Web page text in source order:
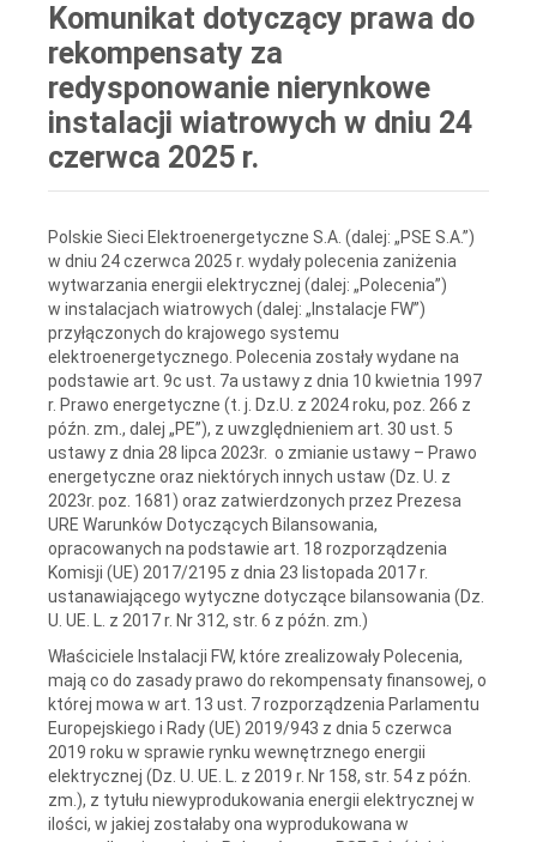
Komunikat dotyczący prawa do
rekompensaty za
redysponowanie nierynkowe
instalacji wiatrowych w dniu 24
czerwca 2025 r.
Polskie Sieci Elektroenergetyczne S.A. (dalej: „PSE S.A.”)
w dniu 24 czerwca 2025 r. wydały polecenia zaniżenia
wytwarzania energii elektrycznej (dalej: „Polecenia”)
w instalacjach wiatrowych (dalej: „Instalacje FW”)
przyłączonych do krajowego systemu
elektroenergetycznego. Polecenia zostały wydane na
podstawie art. 9c ust. 7a ustawy z dnia 10 kwietnia 1997
r. Prawo energetyczne (t. j. Dz.U. z 2024 roku, poz. 266 z
późn. zm., dalej „PE”), z uwzględnieniem art. 30 ust. 5
ustawy z dnia 28 lipca 2023r. o zmianie ustawy – Prawo
energetyczne oraz niektórych innych ustaw (Dz. U. z
2023r. poz. 1681) oraz zatwierdzonych przez Prezesa
URE Warunków Dotyczących Bilansowania,
opracowanych na podstawie art. 18 rozporządzenia
Komisji (UE) 2017/2195 z dnia 23 listopada 2017 r.
ustanawiającego wytyczne dotyczące bilansowania (Dz.
U. UE. L. z 2017 r. Nr 312, str. 6 z późn. zm.)
Właściciele Instalacji FW, które zrealizowały Polecenia,
mają co do zasady prawo do rekompensaty finansowej, o
której mowa w art. 13 ust. 7 rozporządzenia Parlamentu
Europejskiego i Rady (UE) 2019/943 z dnia 5 czerwca
2019 roku w sprawie rynku wewnętrznego energii
elektrycznej (Dz. U. UE. L. z 2019 r. Nr 158, str. 54 z późn.
zm.), z tytułu niewyprodukowania energii elektrycznej w
ilości, w jakiej zostałaby ona wyprodukowana w